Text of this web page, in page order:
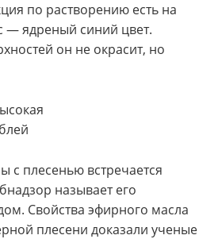
по растворению есть на
— ядреный синий цвет.
он не окрасит, но
с плесенью встречается
называет его
Свойства эфирного масла
плесени доказали ученые